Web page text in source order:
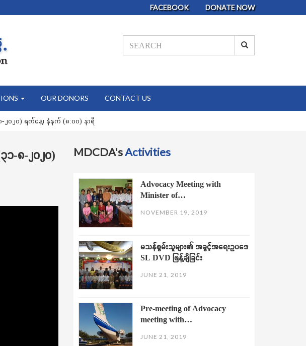
FACEBOOK DONATE NOW
OUR DONORS CONTACT US
၀၂၀) ရက်နေ့၊ နံနက် (၈:၀၀) နာရီ
-၈-၂၀၂၀)
MDCDA'sActivities
Advocacy Meeting with
Minister of…
NOVEMBER 19, 2019
မသန်စွမ်းသူများ၏ အခွင့်အရေးဥပဒေ
SL DVD ဖြန့်ချိခြင်း
JUNE 21, 2019
Pre-meeting of Advocacy
meeting with…
JUNE 21, 2019